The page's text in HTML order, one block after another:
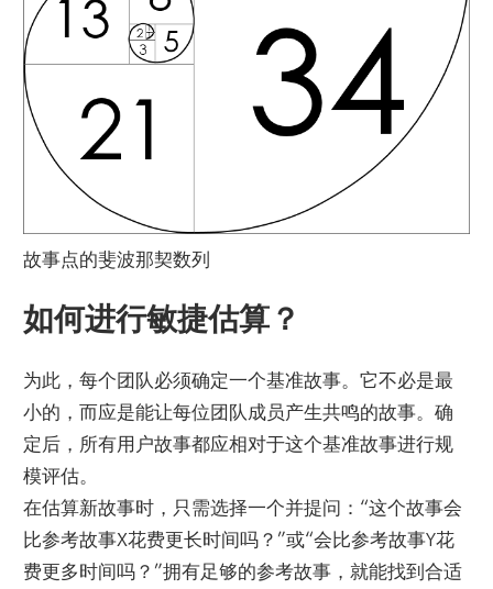
故事点的斐波那契数列
如何进行敏捷估算？
为此，每个团队必须确定一个基准故事。它不必是最
小的，而应是能让每位团队成员产生共鸣的故事。确
定后，所有用户故事都应相对于这个基准故事进行规
模评估。
在估算新故事时，只需选择一个并提问：“这个故事会
比参考故事X花费更长时间吗？”或“会比参考故事Y花
费更多时间吗？”拥有足够的参考故事，就能找到合适